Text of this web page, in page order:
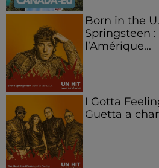
Born in the
Springsteen
l’Amérique...
I Gotta
Guetta a